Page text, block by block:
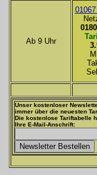
Ab 9 Uhr
Unser kostenloser
immer über die neuesten
Die kostenlose Tariftabelle
Ihre E-Mail-Anschrift: